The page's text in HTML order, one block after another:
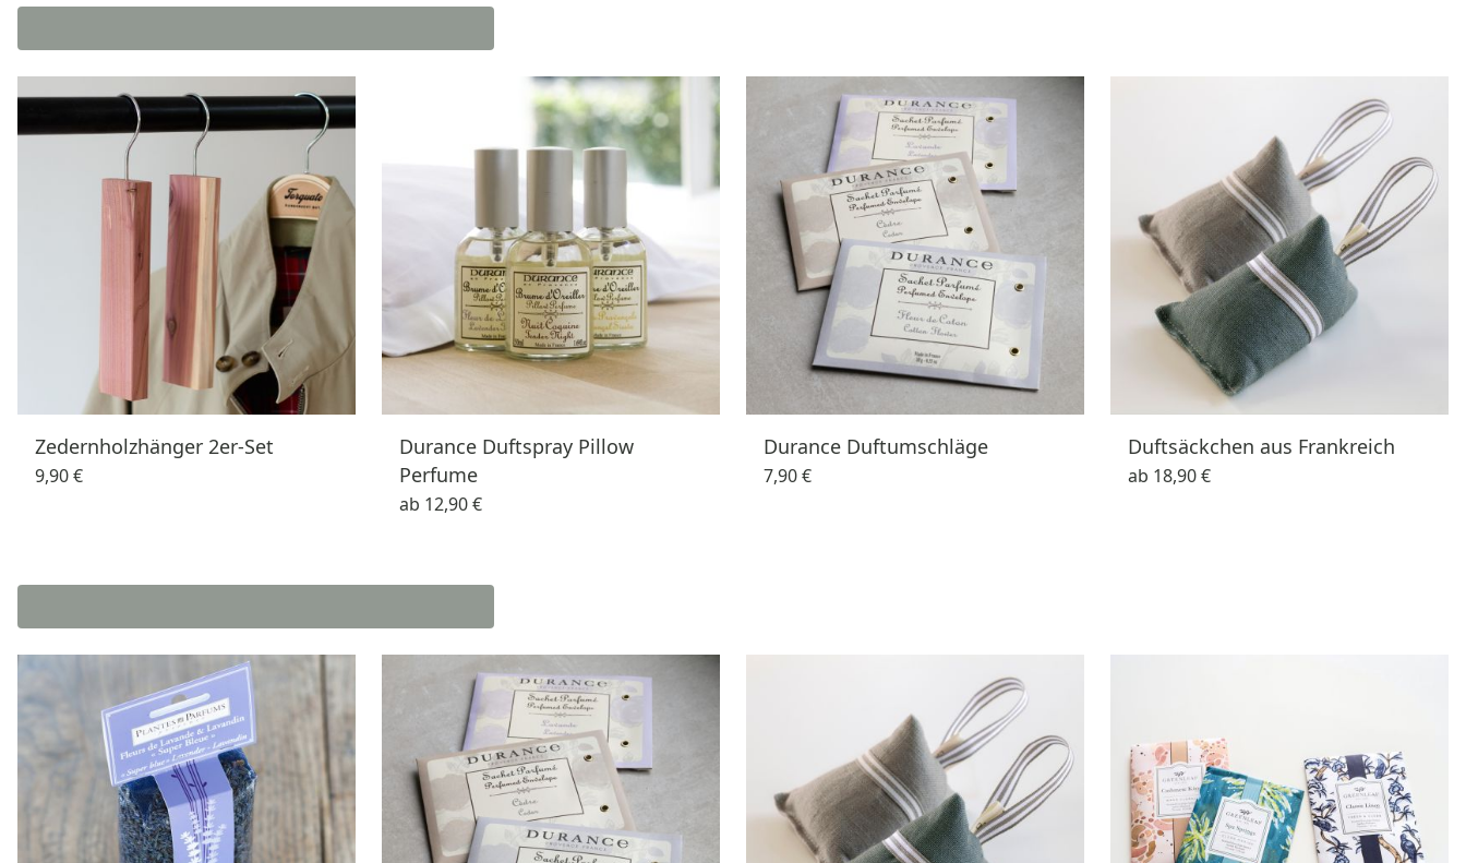
Zedernholzhänger 2er-Set
9,90 €
Durance Duftspray Pillow
Perfume
ab 12,90 €
Durance Duftumschläge
7,90 €
Duftsäckchen aus Frankreich
ab 18,90 €